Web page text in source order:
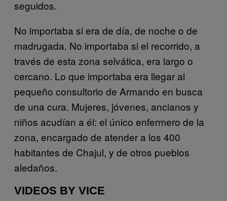
seguidos.
No importaba si era de día, de noche o de
madrugada. No importaba si el recorrido, a
través de esta zona selvática, era largo o
cercano. Lo que importaba era llegar al
pequeño consultorio de Armando en busca
de una cura. Mujeres, jóvenes, ancianos y
niños acudían a él: el único enfermero de la
zona, encargado de atender a los 400
habitantes de Chajul, y de otros pueblos
aledaños.
VIDEOS BY VICE